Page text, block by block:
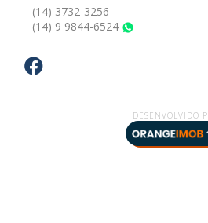
(14) 3732-3256
(14) 9 9844-6524
DESENVOLVIDO